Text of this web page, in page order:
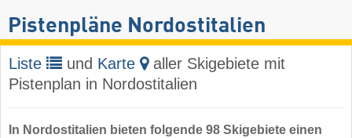
Pistenpläne Nordostitalien
Liste und Karte
aller Skigebiete mit
Pistenplan in Nordostitalien
In Nordostitalien bieten folgende 98 Skigebiete einen